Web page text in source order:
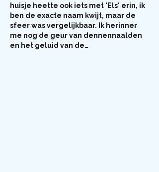
huisje heette ook iets met 'Els' erin, ik
ben de exacte naam kwijt, maar de
sfeer was vergelijkbaar. Ik herinner
me nog de geur van dennennaalden
en het geluid van de…